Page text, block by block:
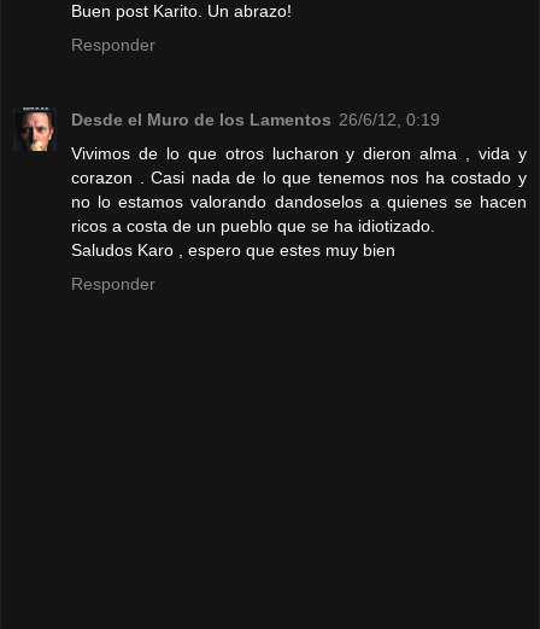
Buen post Karito. Un abrazo!
Responder
Desde el Muro de los Lamentos 26/6/12, 0:19
Vivimos de lo que otros lucharon y dieron alma , vida y
corazon . Casi nada de lo que tenemos nos ha costado y
no lo estamos valorando dandoselos a quienes se hacen
ricos a costa de un pueblo que se ha idiotizado.
Saludos Karo , espero que estes muy bien
Responder